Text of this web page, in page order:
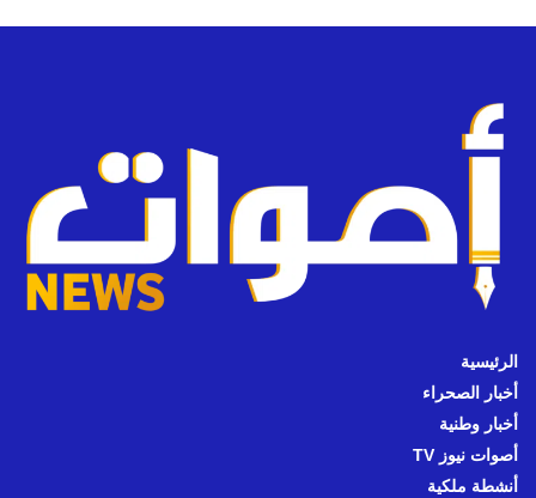
الرئيسية
أخبار الصحراء
أخبار وطنية
أصوات نيوز TV
أنشطة ملكية